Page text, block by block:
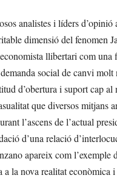
analistes i líders
dimensió del fenomen
llibertari com
social de canvi
d’obertura i suport cap al
que diversos mitjans
l’ascens de l’actual
d’una relació
apareix com l’exemple
a la nova realitat econòmica